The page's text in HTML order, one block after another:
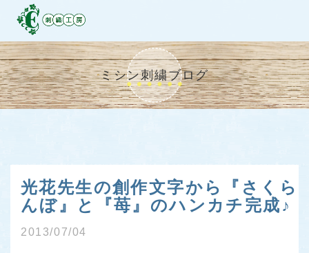
ミシン刺繍ブログ
光花先生の創作文字から『さくら
んぼ』と『苺』のハンカチ完成♪
2013/07/04